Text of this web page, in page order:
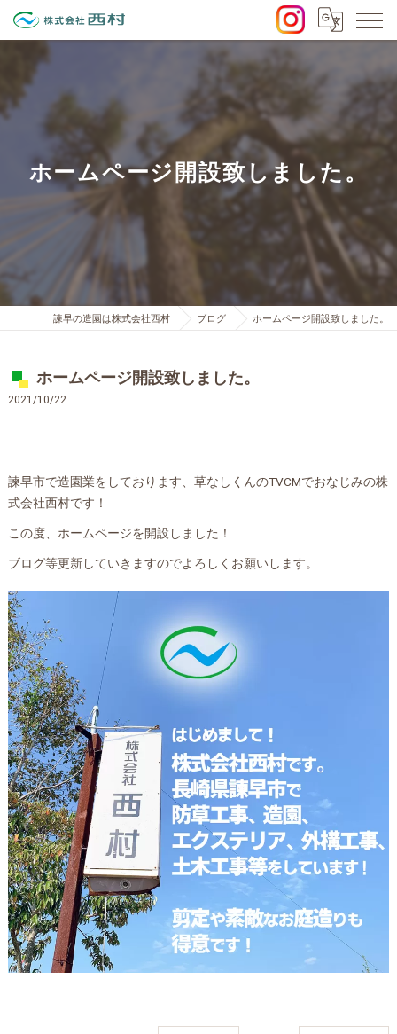
ホームページ開設致しました。
諫早の造園は株式会社西村 ブログ ホームページ開設致しました。
ホームページ開設致しました。
2021/10/22
諫早市で造園業をしております、草なしくんのTVCMでおなじみの株
式会社西村です！
この度、ホームページを開設しました！
ブログ等更新していきますのでよろしくお願いします。